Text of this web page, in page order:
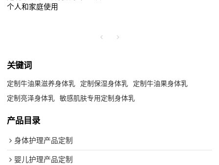
个人和家庭使用
关键词
定制牛油果滋养身体乳 定制保湿身体乳
定制牛油果身体乳
定制亮泽身体乳
敏感肌肤专用定制身体乳
产品目录
身体护理产品定制
婴儿护理产品定制